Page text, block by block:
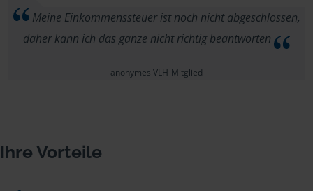
Meine Einkommenssteuer ist noch nicht abgeschlossen,
daher kann ich das ganze nicht richtig beantworten
anonymes VLH-Mitglied
Ihre Vorteile